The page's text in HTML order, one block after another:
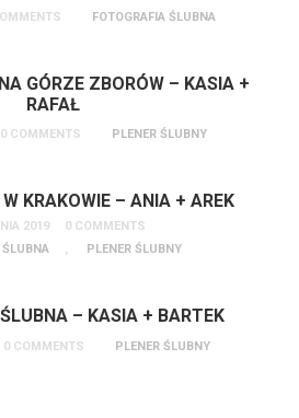
FOTOGRAFIA ŚLUBNA
GÓRZE ZBORÓW – KASIA +
RAFAŁ
0 COMMENTS PLENER ŚLUBNY
KRAKOWIE – ANIA + AREK
2019
0 COMMENTS
ŚLUBNA
, PLENER ŚLUBNY
– KASIA + BARTEK
0 COMMENTS PLENER ŚLUBNY